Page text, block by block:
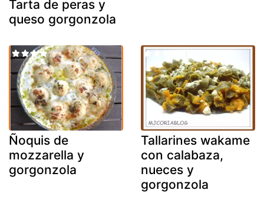
Tarta de peras y
queso gorgonzola
Ñoquis de
mozzarella y
gorgonzola
Tallarines wakame
con calabaza,
nueces y
gorgonzola